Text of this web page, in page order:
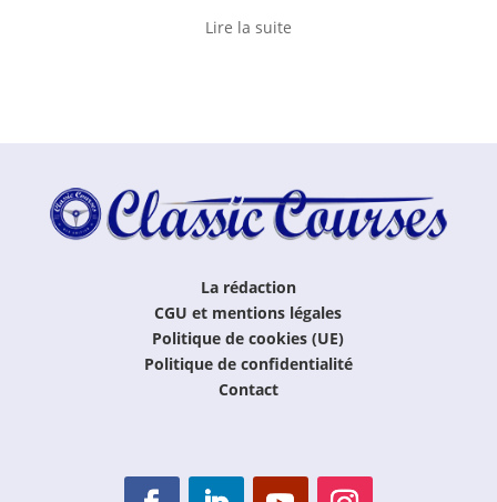
Lire la suite
La rédaction
CGU et mentions légales
Politique de cookies (UE)
Politique de confidentialité
Contact